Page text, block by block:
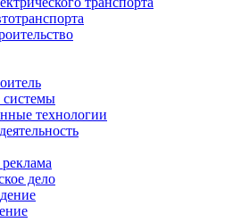
технологии
дело